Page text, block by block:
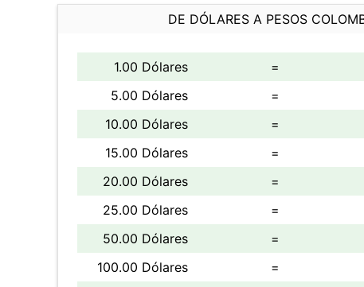
DE DÓLARES A PESOS
1.00 Dólares =
5.00 Dólares
=
10.00 Dólares
=
15.00 Dólares
=
20.00 Dólares
=
25.00 Dólares
=
50.00 Dólares
=
100.00 Dólares
=